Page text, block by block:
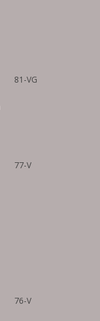
81-VG
77-V
76-V